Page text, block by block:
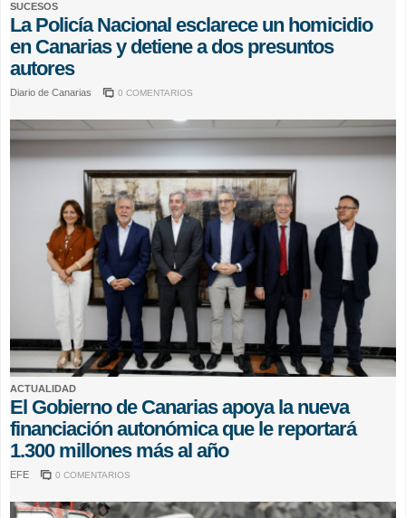
SUCESOS
La Policía Nacional esclarece un homicidio
en Canarias y detiene a dos presuntos
autores
Diario de Canarias 0 COMENTARIOS
ACTUALIDAD
El Gobierno de Canarias apoya la nueva
financiación autonómica que le reportará
1.300 millones más al año
EFE 0 COMENTARIOS